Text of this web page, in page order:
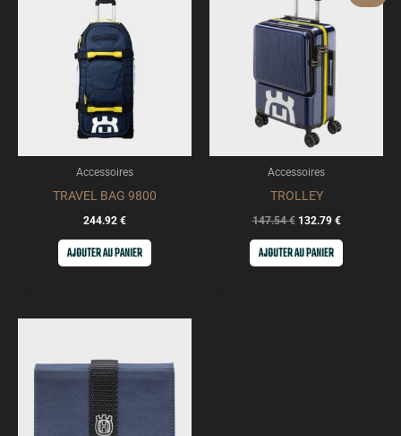
Accessoires
TRAVEL BAG 9800
244.92 €
AJOUTER AU PANIER
Accessoires
TROLLEY
147.54€
prix
initial
était :
147.54 €.
132.79 €
prix
AJOUTER AU PANIER